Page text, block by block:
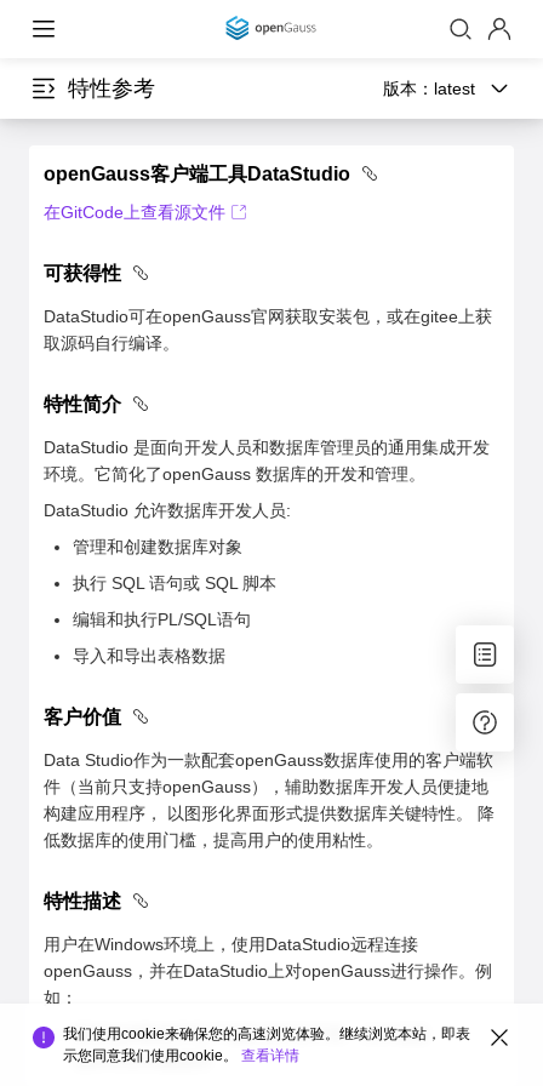
特性参考 版本： latest
openGauss客户端工具DataStudio
在GitCode上查看源文件
可获得性
DataStudio可在openGauss官网获取安装包，或在gitee上获
取源码自行编译。
特性简介
DataStudio 是面向开发人员和数据库管理员的通用集成开发
环境。它简化了openGauss 数据库的开发和管理。
DataStudio 允许数据库开发人员:
管理和创建数据库对象
执行 SQL 语句或 SQL 脚本
编辑和执行PL/SQL语句
导入和导出表格数据
客户价值
Data Studio作为一款配套openGauss数据库使用的客户端软
件（当前只支持openGauss），辅助数据库开发人员便捷地
构建应用程序， 以图形化界面形式提供数据库关键特性。 降
低数据库的使用门槛，提高用户的使用粘性。
特性描述
用户在Windows环境上，使用DataStudio远程连接
openGauss，并在DataStudio上对openGauss进行操作。例
如：
图形化的数据库客户端集成开发环境，允许连接
openGauss数据库
我们使用cookie来确保您的高速浏览体验。继续浏览本站，即表
示您同意我们使用cookie。 查看详情